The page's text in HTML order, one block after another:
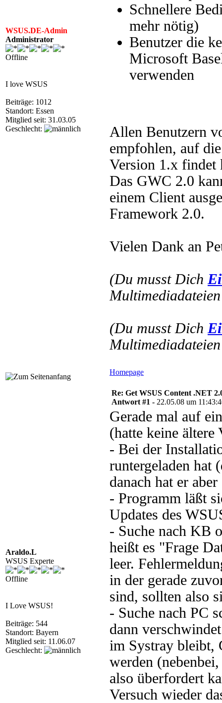
WSUS.DE-Admin
Administrator
Offline
I love WSUS
Beiträge: 1012
Standort: Essen
Mitglied seit: 31.03.05
Geschlecht:
Schnellere
mehr nötig)
Benutzer die
Microsoft
verwenden
Allen Benutzern
empfohlen, auf
Version 1.x findet
Das GWC 2.0
einem Client
Framework 2.0.
Vielen Dank an
(Du musst Dich
(Du musst Dich
Homepage
Araldo.L
WSUS Experte
Offline
I Love WSUS!
Beiträge: 544
Standort: Bayern
Mitglied seit: 11.06.07
Geschlecht:
Re: Get WSUS Content .NET
Antwort #1 - 22.05.08 um
Gerade mal auf
(hatte keine
- Bei der
runtergeladen hat
danach hat er
- Programm läßt
Updates des
- Suche nach KB
heißt es "Frage
leer.
in der gerade
sind, sollten also
- Suche nach PC
dann
im Systray bleibt,
werden
also überfordert
Versuch wieder